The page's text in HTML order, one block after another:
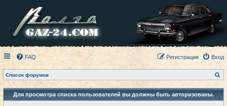
FAQ Вход
Регистрация
Список форумов
о
с
Для просмотра списка пользователей вы должны быть авторизованы.